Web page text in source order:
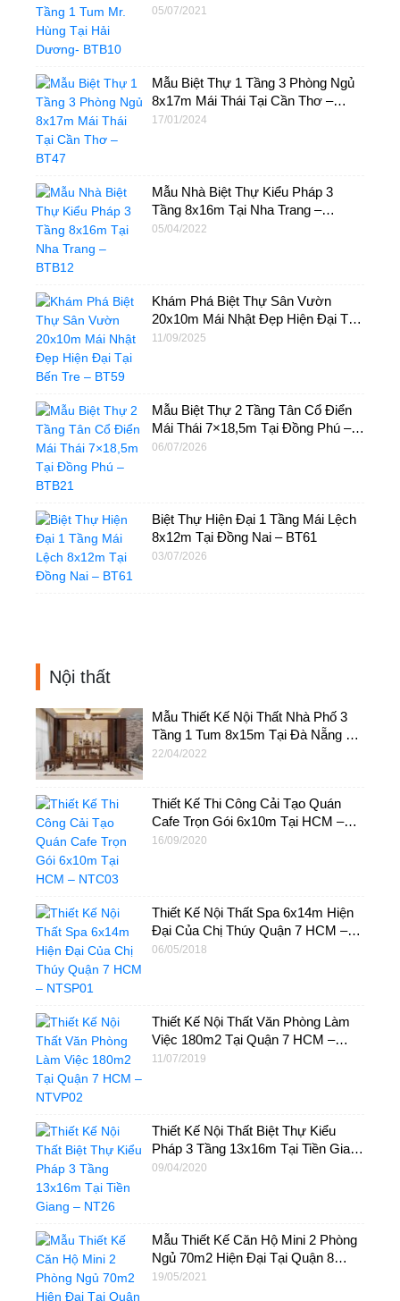
BTB10
05/07/2021
Mẫu Biệt Thự 1 Tầng 3 Phòng Ngủ
8x17m Mái Thái Tại Cần Thơ –
BT47
17/01/2024
Mẫu Nhà Biệt Thự Kiểu Pháp 3
Tầng 8x16m Tại Nha Trang –
BTB12
05/04/2022
Khám Phá Biệt Thự Sân Vườn
20x10m Mái Nhật Đẹp Hiện Đại Tại
Bến Tre – BT59
11/09/2025
Mẫu Biệt Thự 2 Tầng Tân Cổ Điển
Mái Thái 7×18,5m Tại Đồng Phú –
BTB21
06/07/2026
Biệt Thự Hiện Đại 1 Tầng Mái Lệch
8x12m Tại Đồng Nai – BT61
03/07/2026
Nội thất
Mẫu Thiết Kế Nội Thất Nhà Phố 3
Tầng 1 Tum 8x15m Tại Đà Nẵng –
NT44
22/04/2022
Thiết Kế Thi Công Cải Tạo Quán
Cafe Trọn Gói 6x10m Tại HCM –
NTC03
16/09/2020
Thiết Kế Nội Thất Spa 6x14m Hiện
Đại Của Chị Thúy Quận 7 HCM –
NTSP01
06/05/2018
Thiết Kế Nội Thất Văn Phòng Làm
Việc 180m2 Tại Quận 7 HCM –
NTVP02
11/07/2019
Thiết Kế Nội Thất Biệt Thự Kiểu
Pháp 3 Tầng 13x16m Tại Tiền Giang
– NT26
09/04/2020
Mẫu Thiết Kế Căn Hộ Mini 2 Phòng
Ngủ 70m2 Hiện Đại Tại Quận 8
HCM – NT31
19/05/2021